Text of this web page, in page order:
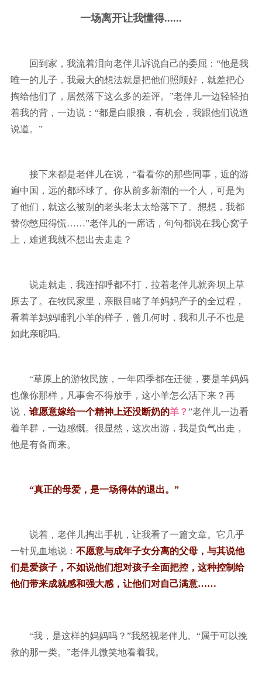
一场离开让我懂得......
回到家，我流着泪向老伴儿诉说自己的委屈：“他是我
唯一的儿子，我最大的想法就是把他们照顾好，就差把心
掏给他们了，居然落下这么多的差评。”老伴儿一边轻轻拍
着我的背，一边说：“都是白眼狼，有机会，我跟他们说道
说道。”
接下来都是老伴儿在说，“看看你的那些同事，近的游
遍中国，远的都环球了。你从前多新潮的一个人，可是为
了他们，就这么被别的老头老太太给落下了。想想，我都
替你憋屈得慌……”老伴儿的一席话，句句都说在我心窝子
上，难道我就不想出去走走？
说走就走，我连招呼都不打，拉着老伴儿就奔坝上草
原去了。在牧民家里，亲眼目睹了羊妈妈产子的全过程，
看着羊妈妈哺乳小羊的样子，曾几何时，我和儿子不也是
如此亲昵吗。
“草原上的游牧民族，一年四季都在迁徙，要是羊妈妈
也像你那样，凡事舍不得放手，这小羊怎么活下来？再
说， 谁愿意嫁给一个精神上还没断奶的羊？”老伴儿一边看
着羊群，一边感慨。很显然，这次出游，我是负气出走，
他是有备而来。
“真正的母爱，是一场得体的退出。”
说着，老伴儿掏出手机，让我看了一篇文章。它几乎
一针见血地说： 不愿意与成年子女分离的父母，与其说他
们是爱孩子，不如说他们想对孩子全面把控，这种控制给
他们带来成就感和强大感，让他们对自己满意……
“我，是这样的妈妈吗？”我怒视老伴儿。“属于可以挽
救的那一类。”老伴儿微笑地看着我。